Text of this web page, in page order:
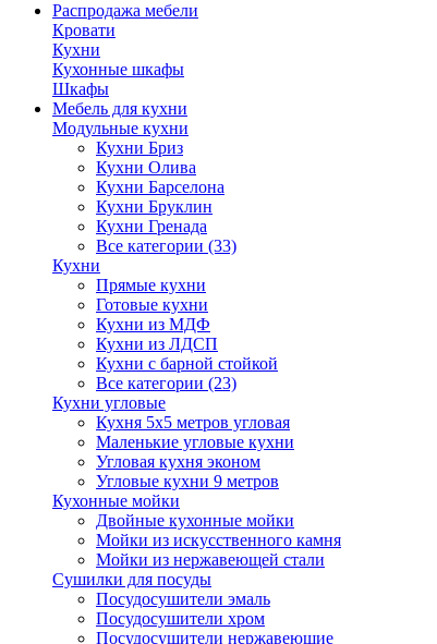
Распродажа мебели
Кровати
Кухни
Кухонные шкафы
Шкафы
Мебель для кухни
Модульные кухни
Кухни Бриз
Кухни Олива
Кухни Барселона
Кухни Бруклин
Кухни Гренада
Все категории (33)
Кухни
Прямые кухни
Готовые кухни
Кухни из МДФ
Кухни из ЛДСП
Кухни с барной стойкой
Все категории (23)
Кухни угловые
Кухня 5х5 метров угловая
Маленькие угловые кухни
Угловая кухня эконом
Угловые кухни 9 метров
Кухонные мойки
Двойные кухонные мойки
Мойки из искусственного камня
Мойки из нержавеющей стали
Сушилки для посуды
Посудосушители эмаль
Посудосушители хром
Посудосушители нержавеющие